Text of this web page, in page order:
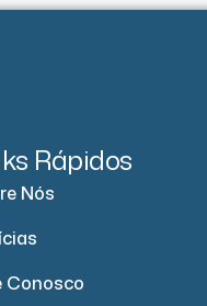
Rápidos
Nós
Conosco